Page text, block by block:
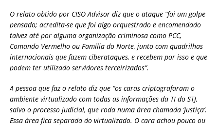
O relato obtido por CISO Advisor diz que o ataque “foi um golpe
pensado; acredita-se que foi algo orquestrado e encomendado
talvez até por alguma organização criminosa como PCC,
Comando Vermelho ou Família do Norte, junto com quadrilhas
internacionais que fazem ciberataques, e recebem por isso e que
podem ter utilizado servidores terceirizados”.
A pessoa que faz o relato diz que “os caras criptografaram o
ambiente virtualizado com todas as informações da TI do STJ,
salvo o processo judicial, que roda numa área chamada ‘Justiça’.
Essa área fica separada do virtualizado. O cara achou pouco ou